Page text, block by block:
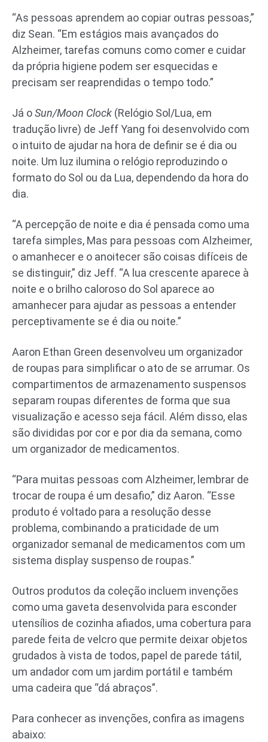
“As pessoas aprendem ao copiar outras pessoas,”
diz Sean. “Em estágios mais avançados do
Alzheimer, tarefas comuns como comer e cuidar
da própria higiene podem ser esquecidas e
precisam ser reaprendidas o tempo todo.”
Já oSun/Moon Clock (Relógio Sol/Lua, em
tradução livre) de Jeff Yang foi desenvolvido com
o intuito de ajudar na hora de definir se é dia ou
noite. Um luz ilumina o relógio reproduzindo o
formato do Sol ou da Lua, dependendo da hora do
dia.
“A percepção de noite e dia é pensada como uma
tarefa simples, Mas para pessoas com Alzheimer,
o amanhecer e o anoitecer são coisas difíceis de
se distinguir,” diz Jeff. “A lua crescente aparece à
noite e o brilho caloroso do Sol aparece ao
amanhecer para ajudar as pessoas a entender
perceptivamente se é dia ou noite.”
Aaron Ethan Green desenvolveu um organizador
de roupas para simplificar o ato de se arrumar. Os
compartimentos de armazenamento suspensos
separam roupas diferentes de forma que sua
visualização e acesso seja fácil. Além disso, elas
são divididas por cor e por dia da semana, como
um organizador de medicamentos.
“Para muitas pessoas com Alzheimer, lembrar de
trocar de roupa é um desafio,” diz Aaron. “Esse
produto é voltado para a resolução desse
problema, combinando a praticidade de um
organizador semanal de medicamentos com um
sistema display suspenso de roupas.”
Outros produtos da coleção incluem invenções
como uma gaveta desenvolvida para esconder
utensílios de cozinha afiados, uma cobertura para
parede feita de velcro que permite deixar objetos
grudados à vista de todos, papel de parede tátil,
um andador com um jardim portátil e também
uma cadeira que “dá abraços”.
Para conhecer as invenções, confira as imagens
abaixo: